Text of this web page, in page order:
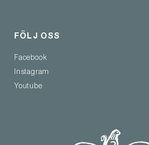
FÖLJ OSS
Facebook
Instagram
Youtube